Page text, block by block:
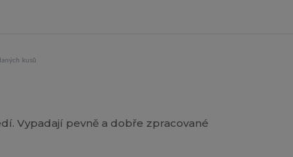
kusů
Vypadají pevně a dobře zpracované